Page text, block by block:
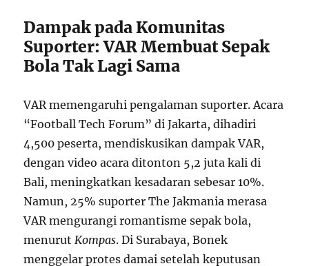
Dampak pada Komunitas
Suporter: VAR Membuat Sepak
Bola Tak Lagi Sama
VAR memengaruhi pengalaman suporter. Acara
“Football Tech Forum” di Jakarta, dihadiri
4,500 peserta, mendiskusikan dampak VAR,
dengan video acara ditonton 5,2 juta kali di
Bali, meningkatkan kesadaran sebesar 10%.
Namun, 25% suporter The Jakmania merasa
VAR mengurangi romantisme sepak bola,
menurutKompas. Di Surabaya, Bonek
menggelar protes damai setelah keputusan